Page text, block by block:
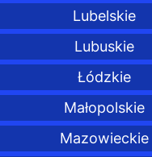
Lubelskie
Lubuskie
Łódzkie
Małopolskie
Mazowieckie